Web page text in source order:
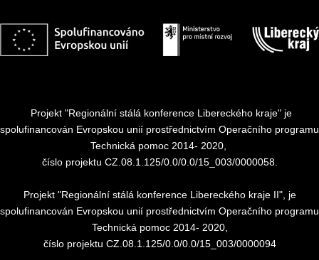
Projekt "Regionální stálá konference Libereckého kraje" je
spolufinancován Evropskou unií prostřednictvím Operačního programu
Technická pomoc 2014- 2020,
číslo projektu CZ.08.1.125/0.0/0.0/15_003/0000058.
Projekt "Regionální stálá konference Libereckého kraje II", je
spolufinancován Evropskou unií prostřednictvím Operačního programu
Technická pomoc 2014- 2020,
číslo projektu CZ.08.1.125/0.0/0.0/15_003/0000094